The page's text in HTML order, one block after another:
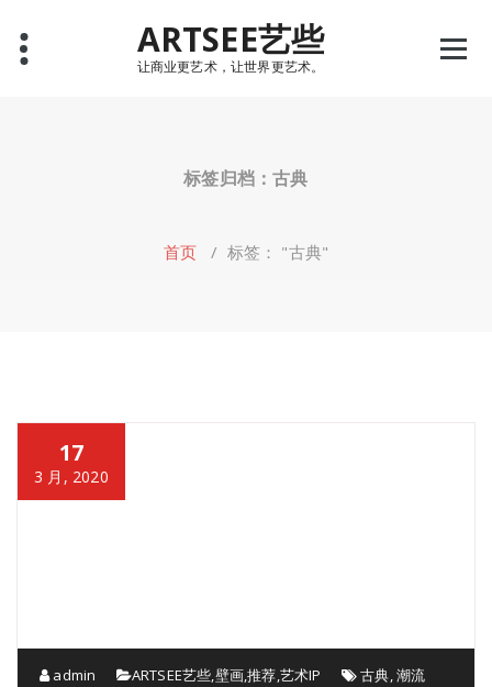
content
ARTSEE艺些
让商业更艺术，让世界更艺术。
标签归档：古典
首页 / 标签： "古典"
17
3 月, 2020
admin ARTSEE艺些,壁画,推荐,艺术IP 古典,潮流